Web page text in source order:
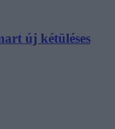
új kétüléses